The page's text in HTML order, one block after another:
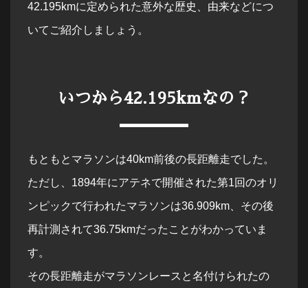
42.195kmに定められた意外な歴史、由来などにつ
いてご紹介しましょう。
いつから42.195kmなの？
もともとマラソンは40km前後の長距離走でした。
ただし、1894年にアテネで開催された第1回のオリ
ンピックで行われたマラソンは36.909km、その後
再計測されて36.75kmだったことがわかっていま
す。
その長距離走がマラソンレースと名付けられたの